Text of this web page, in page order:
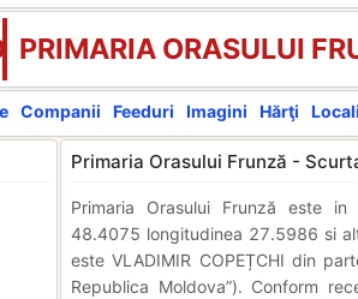
PRIMARIA ORASULUI
Companii Feeduri Imagini Hărţi
Primaria Orasului Frunză -
Primaria Orasului Frunză este
48.4075 longitudinea 27.5986 si
este VLADIMIR COPEȚCHI din
Republica Moldova”). Conform